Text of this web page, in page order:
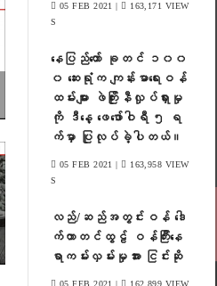
05 FEB 2021 |
163,171 VIEW
S
နေပြည်တော် ခုတင် ၁၀၀
၀ ဆေးရုံက ကျန်းမာရေးဝန်
ထမ်းများ ဖဲကြိုးနီလှုပ်ရှားမှု
ကို ဒီနေ့ ဖေဖော်ဝါရီ ၅ ရ
က်မှာ ပြုလုပ်ခဲ့ပါတယ်။
05 FEB 2021 |
163,958 VIEW
S
လည်/ဆည်အတွင်းဝန် ဒေါ
က်တာတင်ထွဠ် ဝန်ကြီးနေ
ရာကမ်းလှမ်းမှုအား ငြင်းဆို
05 FEB 2021 |
162,899 VIEW